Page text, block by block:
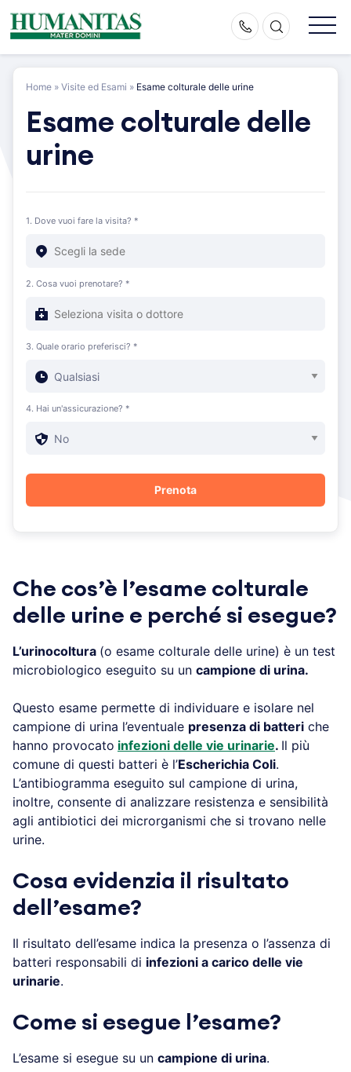
Skip
to
Home » Visite ed Esami » Esame colturale delle urine
Esame colturale delle
urine
1. Dove vuoi fare la visita? *
2. Cosa vuoi prenotare? *
3. Quale orario preferisci? *
4. Hai un'assicurazione? *
Che cos’è l’esame colturale
delle urine e perché si esegue?
L’urinocoltura (o esame colturale delle urine) è un test
microbiologico eseguito su un campione di urina.
Questo esame permette di individuare e isolare nel
campione di urina l’eventuale presenza di batteri che
hanno provocato infezioni delle vie urinarie. Il più
comune di questi batteri è l’Escherichia Coli.
L’antibiogramma eseguito sul campione di urina,
inoltre, consente di analizzare resistenza e sensibilità
agli antibiotici dei microrganismi che si trovano nelle
urine.
Cosa evidenzia il risultato
dell’esame?
Il risultato dell’esame indica la presenza o l’assenza di
batteri responsabili di infezioni a carico delle vie
urinarie.
Come si esegue l’esame?
L’esame si esegue su un campione di urina.